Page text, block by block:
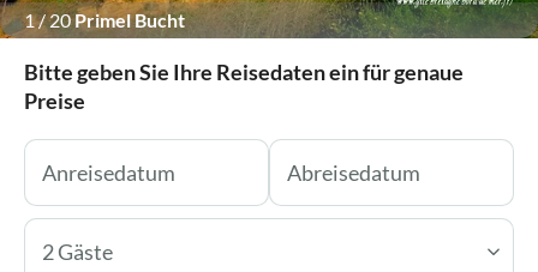
1/20Primel Bucht
Bitte geben Sie Ihre Reisedaten ein für genaue
Preise
2 Gäste